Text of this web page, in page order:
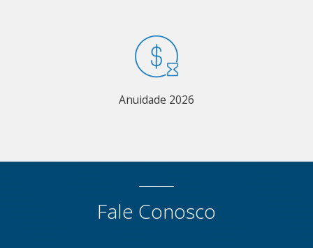
Anuidade 2026
Fale Conosco